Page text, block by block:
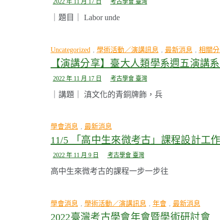
｜題目｜ Labor unde
Uncategorized 學術活動／演講訊息 最新消息 相關
【演講分享】臺大人類學系週五演講系
2022 年 11 月 17 日 考古學會 臺灣
｜講題｜ 滇文化的青銅牌飾，兵
學會消息 , 最新消息
11/5 「高中生來微考古」課程設計工
2022 年 11 月 9 日 考古學會 臺灣
高中生來微考古的課程一步一步往
學會消息 , 學術活動／演講訊息 , 年會 , 最新消息
2022臺灣考古學會年會暨學術研討會